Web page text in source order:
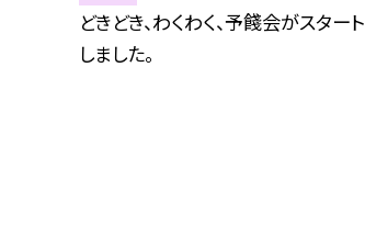
どきどき、わくわく、予餞会がスタート
しました。